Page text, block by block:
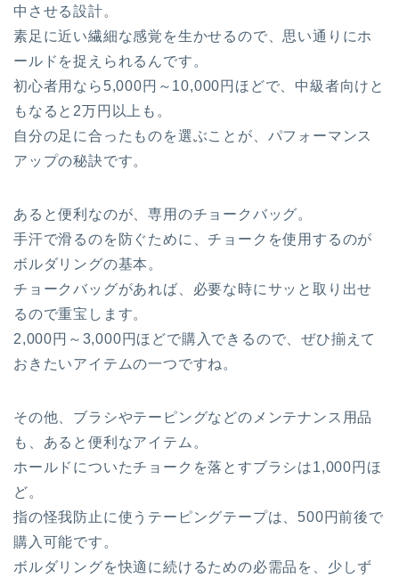
中させる設計。
素足に近い繊細な感覚を生かせるので、思い通りにホ
ールドを捉えられるんです。
初心者用なら5,000円～10,000円ほどで、中級者向けと
もなると2万円以上も。
自分の足に合ったものを選ぶことが、パフォーマンス
アップの秘訣です。
あると便利なのが、専用のチョークバッグ。
手汗で滑るのを防ぐために、チョークを使用するのが
ボルダリングの基本。
チョークバッグがあれば、必要な時にサッと取り出せ
るので重宝します。
2,000円～3,000円ほどで購入できるので、ぜひ揃えて
おきたいアイテムの一つですね。
その他、ブラシやテーピングなどのメンテナンス用品
も、あると便利なアイテム。
ホールドについたチョークを落とすブラシは1,000円ほ
ど。
指の怪我防止に使うテーピングテープは、500円前後で
購入可能です。
ボルダリングを快適に続けるための必需品を、少しず